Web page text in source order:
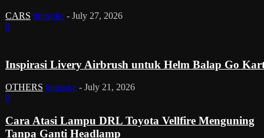
CARS tinusoke - July 27, 2026
0
Inspirasi Livery Airbrush untuk Helm Balap Go
OTHERS tinusoke - July 21, 2026
0
Cara Atasi Lampu DRL Toyota Vellfire Menguning
Tanpa Ganti Headlamp